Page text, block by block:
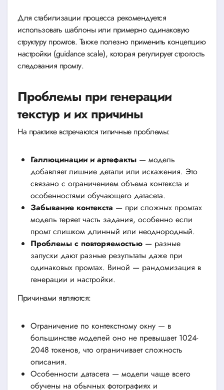
Для стабилизации процесса рекомендуется
использовать шаблоны или примерно одинаковую
структуру промтов. Также полезно применить концепцию
настройки (guidance scale), которая регулирует строгость
следования промту.
Проблемы при генерации
текстур и их причины
На практике встречаются типичные проблемы:
Галлюцинации и артефакты— модель
добавляет лишние детали или искажения. Это
связано с ограничением объема контекста и
особенностями обучающего датасета.
Забывание контекста — при сложных промтах
модель теряет часть задания, особенно если
промт слишком длинный или неоднородный.
Проблемы с повторяемостью— разные
запуски дают разные результаты даже при
одинаковых промтах. Виной — рандомизация в
генерации и настройки.
Причинами являются:
Ограничение по контекстному окну — в
большинстве моделей оно не превышает 1024-
2048 токенов, что ограничивает сложность
описания.
Особенности датасета — модели чаще всего
обучены на обычных фотографиях и